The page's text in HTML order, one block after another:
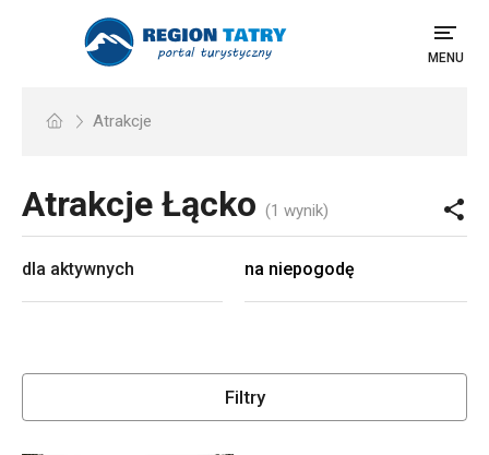
MENU
Atrakcje
Atrakcje Łącko (1 wynik)
dla aktywnych na niepogodę
Filtry